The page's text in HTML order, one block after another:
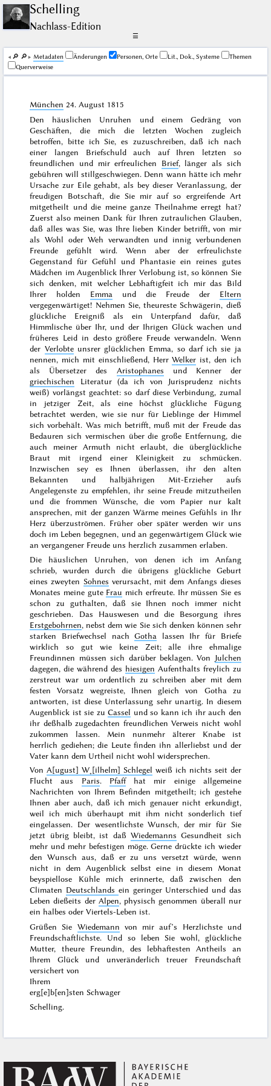
Schelling
Nachlass-Edition
☰
🔎︎ 🔎︎ Me­ta­da­ten Änderungen Personen, Orte Lit., Dok., Systeme
Themen
Querverweise
München 24. August 1815
Den häuslichen Unruhen und einem Gedräng von
Geschäften, die mich die letzten Wochen zugleich
betroffen, bitte ich Sie, es zuzuschreiben, daß ich nach
einer langen Briefschuld auch auf Ihren letzten so
freundlichen und mir erfreulichen Brief, länger als sich
gebühren will stillgeschwiegen. Denn wann hätte ich mehr
Ursache zur Eile gehabt, als bey dieser Veranlassung, der
freudigen Botschaft, die Sie mir auf so ergreifende Art
mitgetheilt und die meine ganze Theilnahme erregt hat?
Zuerst also meinen Dank für Ihren zutraulichen Glauben,
daß alles was Sie, was Ihre lieben Kinder betrifft, von mir
als Wohl oder Weh verwandten und innig verbundenen
Freunde gefühlt wird. Wenn aber der erfreulichste
Gegenstand für Gefühl und Phantasie ein reines gutes
Mädchen im Augenblick Ihrer Verlobung ist, so können Sie
sich denken, mit welcher Lebhaftigfeit ich mir das Bild
Ihrer holden Emma und die Freude der Eltern
vergegenwärtiget! Nehmen Sie, theureste Schwägerin, dieß
glückliche Ereigniß als ein Unterpfand dafür, daß
Himmlische über Ihr, und der Ihrigen Glück wachen und
früheres Leid in desto größere Freude verwandeln. Wenn
der Verlobteunsrer glücklichen Emma, sodarf ich sie ja
nennen, mich mit einschließend, HerrWelker ist, den ich
als Übersetzer des Aristophanes und Kenner der
griechischen Literatur (da ich von Jurisprudenz nichts
weiß) vorlängst geachtet: so darf diese Verbindung, zumal
in jetziger Zeit, als eine höchst glückliche Fügung
betrachtet werden, wie sie nur für Lieblinge der Himmel
sich vorbehält. Was mich betrifft, muß mit der Freude das
Bedauren sich vermischen über die große Entfernung, die
auch meiner Armuth nicht erlaubt, die überglückliche
Braut mit irgend einer Kleinigkeit zu schmücken.
Inzwischen sey es Ihnen überlassen, ihr den alten
Bekannten und halbjährigen Mit-Erzieher aufs
Angelegenste zu empfehlen, ihr seine Freude mitzutheilen
und die frommen Wünsche, die vom Papier nur kalt
ansprechen, mit der ganzen Wärme meines Gefühls in Ihr
Herz überzuströmen. Früher ober später werden wir uns
doch im Leben begegnen, und an gegenwärtigem Glück wie
an vergangener Freude uns herzlich zusammen erlaben.
Die häuslichen Unruhen, von denen ich im Anfang
schrieb, wurden durch die übrigens glückliche Geburt
eines zweyten Sohnes verursacht, mit dem Anfangs dieses
Monates meine gute Frau mich erfreute. Ihr müssen Sie es
schon zu guthalten, daß sie Ihnen noch immer nicht
geschrieben. Das Hauswesen und die Besorgung ihres
Erstgebohrnen, nebst dem wie Sie sich denken können sehr
starken Briefwechsel nachGotha lassen Ihr für Briefe
wirklich so gut wie keine Zeit; alle ihre ehmalige
Freundinnen müssen sich darüber beklagen. Von Julchen
dagegen, die während des hiesigen Aufenthalts freylich zu
zerstreut war um ordentlich zu schreiben aber mit dem
festen Vorsatz wegreiste, Ihnen gleich von Gotha zu
antworten, ist diese Unterlassung sehr unartig. In diesem
Augenblick ist sie zuCassel und so kann ich ihr auch den
ihr deßhalb zugedachten freundlichen Verweis nicht wohl
zukommen lassen. Mein nunmehr älterer Knabe ist
herrlich gediehen; die Leute finden ihn allerliebst und der
Vater kann dem Urtheil nicht wohl widersprechen.
VonA[ugust] W˖[ilhelm] Schlegel weiß ich nichts seit der
Flucht aus Paris. Pfaffhat mir einige allgemeine
Nachrichten von Ihrem Befinden mitgetheilt; ich gestehe
Ihnen aber auch, daß ich mich genauer nicht erkundigt,
weil ich mich überhaupt mit ihm nicht sonderlich tief
eingelassen. Der wesentlichste Wunsch, der mir für Sie
jetzt übrig bleibt, ist daßWiedemanns Gesundheit sich
mehr und mehr befestigen möge. Gerne drückte ich wieder
den Wunsch aus, daß er zu uns versetzt würde, wenn
nicht in dem Augenblick selbst eine in diesem Monat
beyspiellose Kühle mich erinnerte, daß zwischen den
Climaten Deutschlands ein geringer Unterschied und das
Leben dießeits der Alpen, physisch genommen überall nur
ein halbes oder Viertels-Leben ist.
Grüßen Sie Wiedemann von mir auf’s Herzlichste und
Freundschaftlichste. Und so leben Sie wohl, glückliche
Mutter, theure Freundin, des lebhaftesten Antheils an
Ihrem Glück und unveränderlich treuer Freundschaft
versichert von
Ihrem
erg[e]b[en]sten Schwager
Schelling.